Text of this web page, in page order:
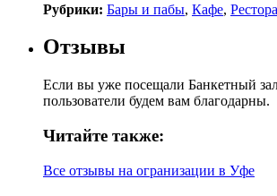
Рубрики: Бары и пабы, Кафе,
Отзывы
Если вы уже посещали Банкетный
пользователи будем вам благодарны.
Читайте также:
Все отзывы на огранизации в Уфе